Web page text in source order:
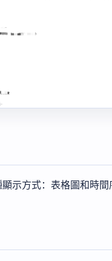
示方式：表格圖和時